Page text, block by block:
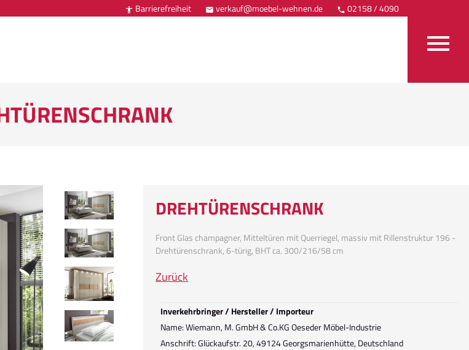
 Barrierefreiheit  verkauf@moebel-wehnen.de  02158 / 4090
DREHTÜRENSCHRANK
Front Glas champagner, Mitteltüren mit Querriegel, massiv mit Rillenstruktur 196 -
Drehtürenschrank, 6-türig, BHT ca. 300/216/58 cm
Zurück
Inverkehrbringer / Hersteller / Importeur
Name: Wiemann, M. GmbH & Co.KG Oeseder Möbel-Industrie
Anschrift: Glückaufstr. 20, 49124 Georgsmarienhütte, Deutschland